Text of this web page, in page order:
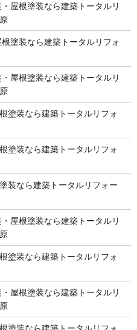
屋根塗装なら建築トータルリ
塗装なら建築トータルリフォ
屋根塗装なら建築トータルリ
塗装なら建築トータルリフォ
塗装なら建築トータルリフォ
装なら建築トータルリフォー
屋根塗装なら建築トータルリ
塗装なら建築トータルリフォ
屋根塗装なら建築トータルリ
塗装なら建築トータルリフォ